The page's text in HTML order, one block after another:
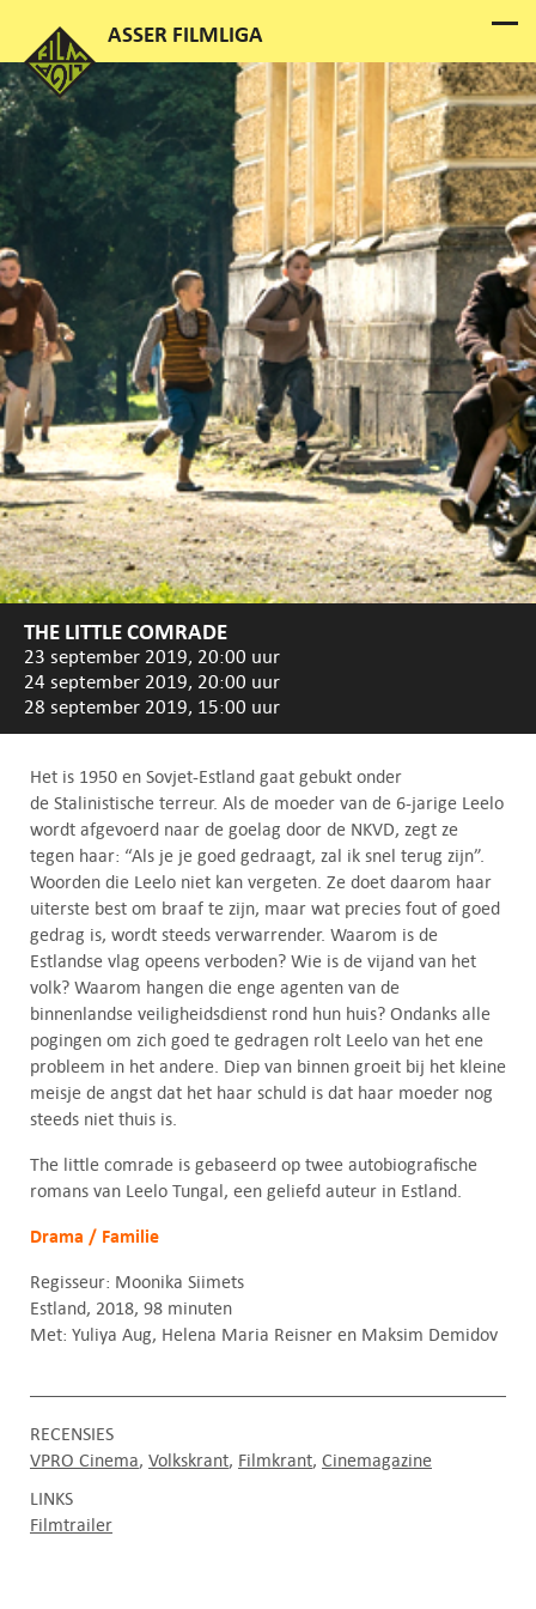
THE LITTLE COMRADE
23 september 2019, 20:00 uur
24 september 2019, 20:00 uur
28 september 2019, 15:00 uur
Het is 1950 en Sovjet-Estland gaat gebukt onder
de Stalinistische terreur. Als de moeder van de 6-jarige Leelo
wordt afgevoerd naar de goelag door de NKVD, zegt ze
tegen haar: “Als je je goed gedraagt, zal ik snel terug zijn”.
Woorden die Leelo niet kan vergeten. Ze doet daarom haar
uiterste best om braaf te zijn, maar wat precies fout of goed
gedrag is, wordt steeds verwarrender. Waarom is de
Estlandse vlag opeens verboden? Wie is de vijand van het
volk? Waarom hangen die enge agenten van de
binnenlandse veiligheidsdienst rond hun huis? Ondanks alle
pogingen om zich goed te gedragen rolt Leelo van het ene
probleem in het andere. Diep van binnen groeit bij het kleine
meisje de angst dat het haar schuld is dat haar moeder nog
steeds niet thuis is.
The little comrade is gebaseerd op twee autobiografische
romans van Leelo Tungal, een geliefd auteur in Estland.
Drama / Familie
Regisseur: Moonika Siimets
Estland, 2018, 98 minuten
Met: Yuliya Aug, Helena Maria Reisner en Maksim Demidov
RECENSIES
VPRO Cinema Volkskrant Filmkrant Cinemagazine
LINKS
Filmtrailer